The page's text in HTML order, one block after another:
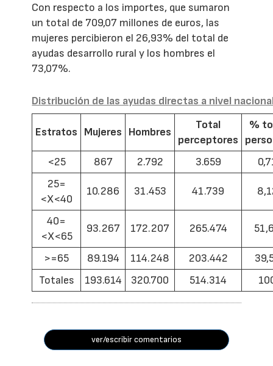
Con respecto a los importes, que sumaron
un total de 709,07 millones de euros, las
mujeres percibieron el 26,93% del total de
ayudas desarrollo rural y los hombres el
73,07%.
Distribución de las ayudas directas a nivel
Estratos Mujeres Hombres
Total
perceptores
%
<25
867 2.792 3.659
25=
<X<40
10.286 31.453 41.739
40=
<X<65
93.267 172.207 265.474
>=65 89.194 114.248 203.442
Totales
193.614 320.700 514.314
ver/escribir comentarios